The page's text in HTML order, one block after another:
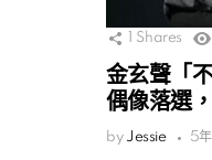
Shares
金玄聲「
偶像落選
by Jessie 5